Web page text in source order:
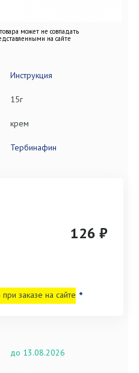
может не совпадать
на сайте
Инструкция
15г
крем
Тербинафин
126 ₽
заказе на сайте *
до 13.08.2026